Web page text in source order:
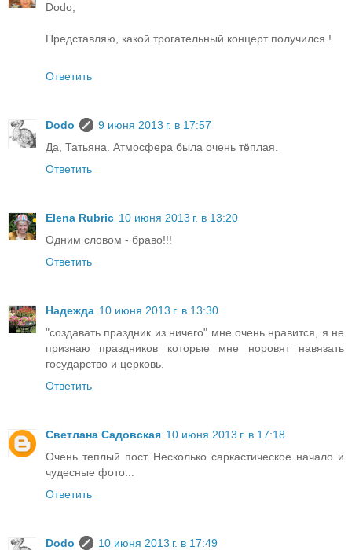
Dodo,
Представляю, какой трогательный концерт получился !
Ответить
Dodo
9 июня 2013 г. в 17:57
Да, Татьяна. Атмосфера была очень тёплая.
Ответить
Elena Rubric 10 июня 2013 г. в 13:20
Одним словом - браво!!!
Ответить
Надежда 10 июня 2013 г. в 13:30
"создавать праздник из ничего" мне очень нравится, я не
признаю праздников которые мне норовят навязать
государство и церковь.
Ответить
Светлана Садовская 10 июня 2013 г. в 17:18
Очень теплый пост. Несколько саркастическое начало и
чудесные фото...
Ответить
Dodo
10 июня 2013 г. в 17:49